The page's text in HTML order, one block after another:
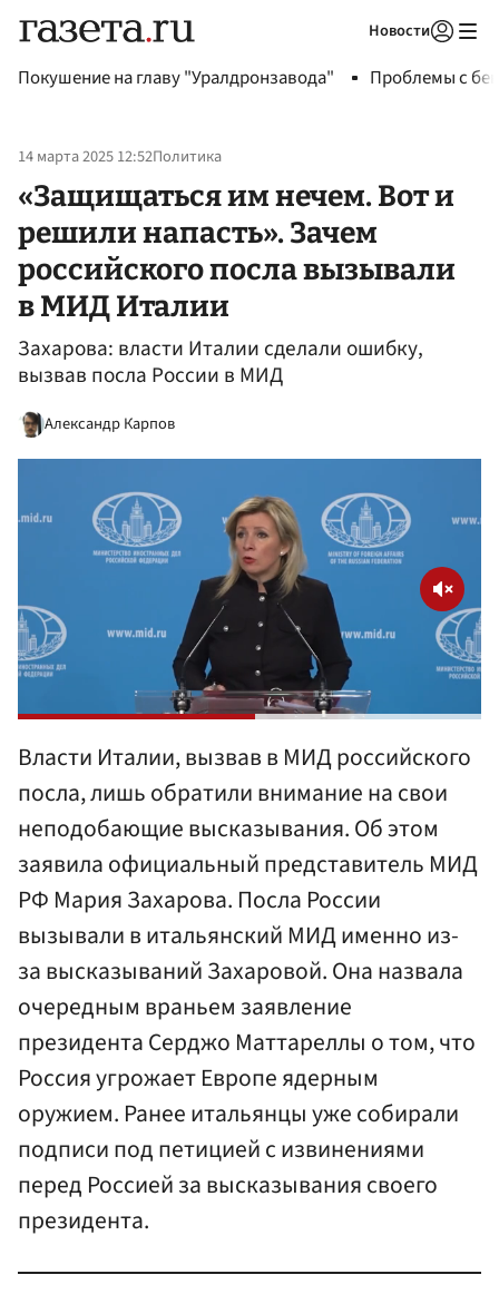
Новости
Покушение на главу "Уралдронзавода" Проблемы с
14 марта 2025 12:52Политика
«Защищаться им нечем. Вот и
решили напасть». Зачем
российского посла вызывали
в МИД Италии
Захарова: власти Италии сделали ошибку,
вызвав посла России в МИД
Александр Карпов
Власти Италии, вызвав в МИД российского
посла, лишь обратили внимание на свои
неподобающие высказывания. Об этом
заявила официальный представитель МИД
РФ Мария Захарова. Посла России
вызывали в итальянский МИД именно из-
за высказываний Захаровой. Она назвала
очередным враньем заявление
президента Серджо Маттареллы о том, что
Россия угрожает Европе ядерным
оружием. Ранее итальянцы уже собирали
подписи под петицией с извинениями
перед Россией за высказывания своего
президента.